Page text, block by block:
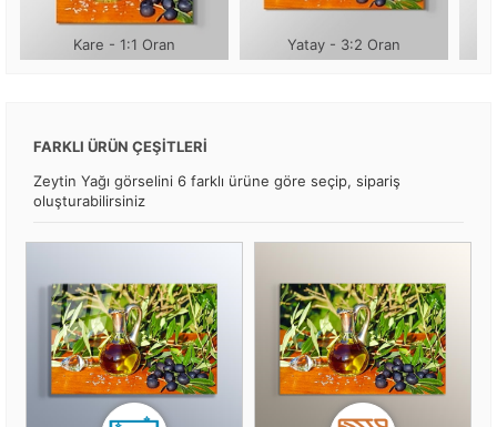
Kare - 1:1 Oran Yatay - 3:2 Oran
FARKLI ÜRÜN ÇEŞİTLERİ
Zeytin Yağı görselini 6 farklı ürüne göre seçip, sipariş
oluşturabilirsiniz